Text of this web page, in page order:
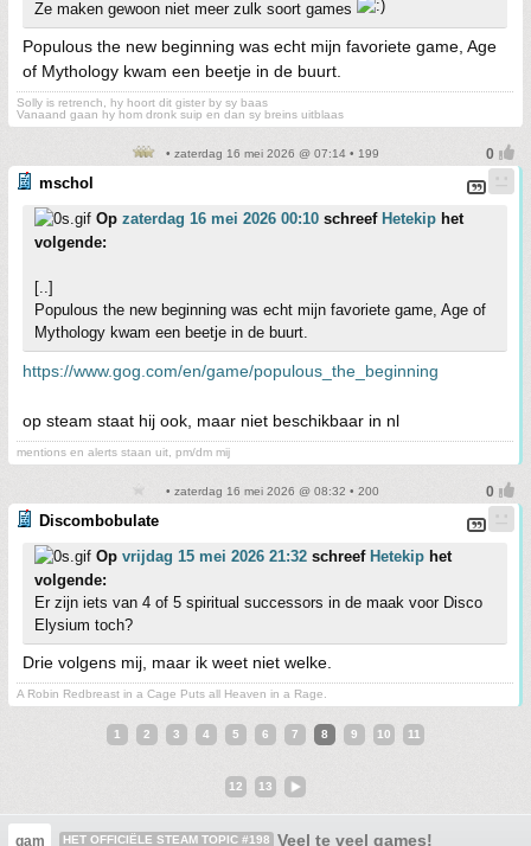
Ze maken gewoon niet meer zulk soort games
Populous the new beginning was echt mijn favoriete game, Age
of Mythology kwam een beetje in de buurt.
Solly is retrench, hy hoort dit gister by sy baas
Vanaand gaan hy hom dronk suip en dan sy breins uitblaas
• zaterdag 16 mei 2026 @ 07:14 • 199
mschol
Op zaterdag 16 mei 2026 00:10 schreef Hetekip het
volgende:
[..]
Populous the new beginning was echt mijn favoriete game, Age of
Mythology kwam een beetje in de buurt.
https://www.gog.com/en/game/populous_the_beginning
op steam staat hij ook, maar niet beschikbaar in nl
mentions en alerts staan uit, pm/dm mij
• zaterdag 16 mei 2026 @ 08:32 • 200
Discombobulate
Op vrijdag 15 mei 2026 21:32 schreef Hetekip het
volgende:
Er zijn iets van 4 of 5 spiritual successors in de maak voor Disco
Elysium toch?
Drie volgens mij, maar ik weet niet welke.
A Robin Redbreast in a Cage Puts all Heaven in a Rage.
1 2 3 4 5 6 7 8 9 10 11
12 13
gam HET OFFICIËLE STEAM TOPIC #198 Veel te veel games!